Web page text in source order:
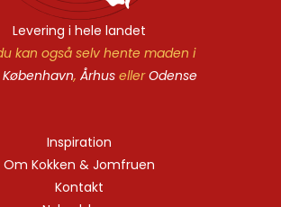
Levering i hele landet
kan også selv hente maden i
København, ÅrhusellerOdense
Inspiration
Om Kokken & Jomfruen
Kontakt